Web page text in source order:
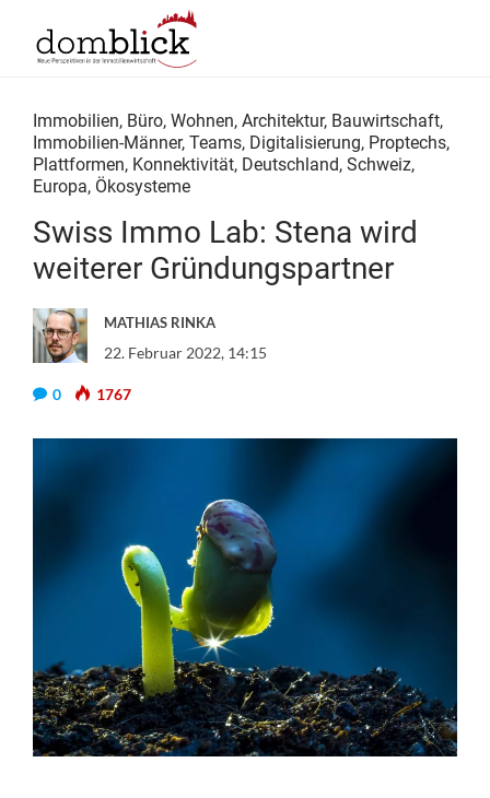
Immobilien, Büro, Wohnen, Architektur, Bauwirtschaft,
Immobilien-Männer, Teams, Digitalisierung, Proptechs,
Plattformen, Konnektivität, Deutschland, Schweiz,
Europa, Ökosysteme
Swiss Immo Lab: Stena wird
weiterer Gründungspartner
MATHIAS RINKA
22. Februar 2022, 14:15
0 1767